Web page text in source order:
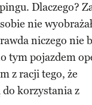
Dlaczego?
nie
niczego nie
tym pojazdem
z racji tego, że
korzystania z